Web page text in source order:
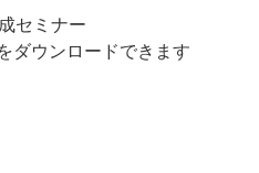
セミナー
ダウンロードできます